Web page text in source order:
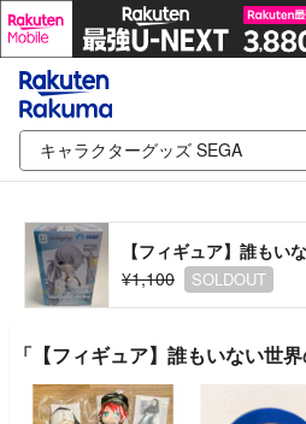
【フィギュア】誰もい
¥1,100
SOLDOUT
「【フィギュア】誰もいない世